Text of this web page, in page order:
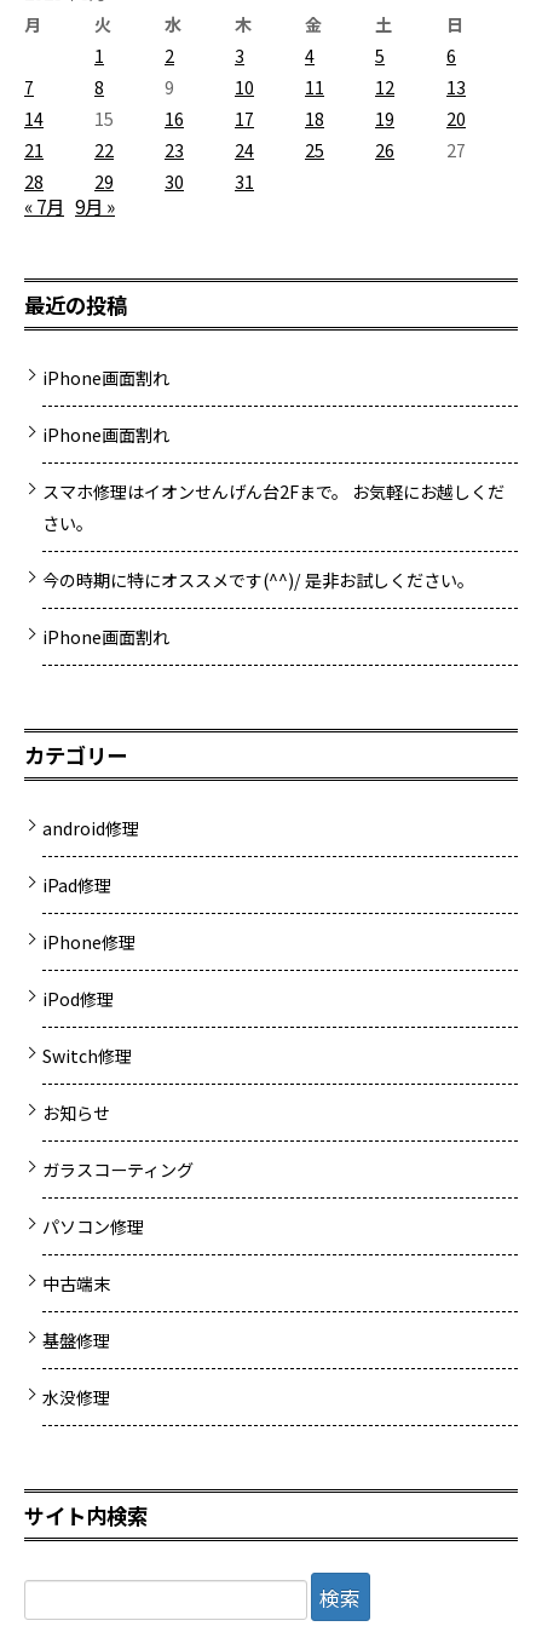
月
火 水 木 金 土
日
1
2 3 4 5
6
7
8 9 10 11 12
13
14
15 16 17 18 19
20
21
22 23 24 25 26
27
28
29 30 31
« 7月 9月 »
最近の投稿
iPhone画面割れ
iPhone画面割れ
スマホ修理はイオンせんげん台2Fまで。 お気軽にお越しくだ
さい。
今の時期に特にオススメです(^^)/ 是非お試しください。
iPhone画面割れ
カテゴリー
android修理
iPad修理
iPhone修理
iPod修理
Switch修理
お知らせ
ガラスコーティング
パソコン修理
中古端末
基盤修理
水没修理
サイト内検索
検
索: